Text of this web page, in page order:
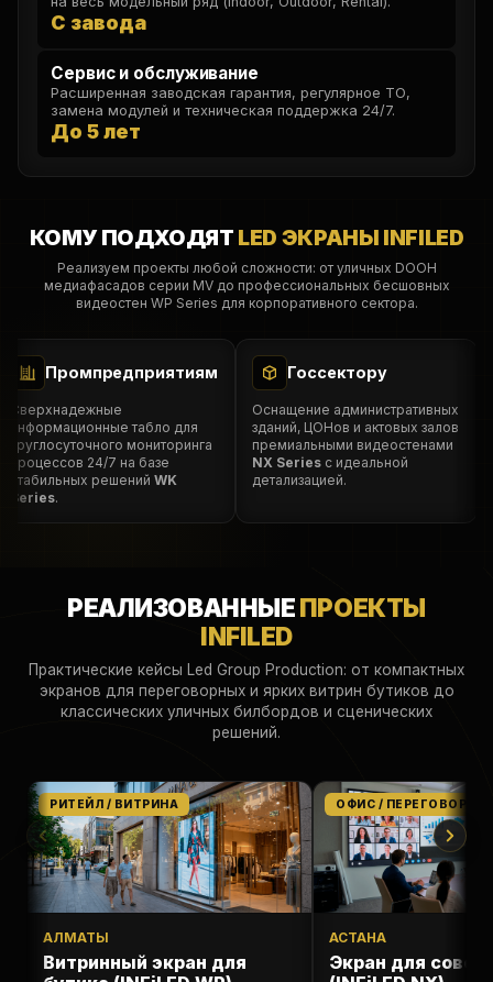
С завода
Сервис и обслуживание
Расширенная заводская гарантия, регулярное ТО,
замена модулей и техническая поддержка 24/7.
До 5 лет
КОМУ ПОДХОДЯТ LED ЭКРАНЫ INFILED
Реализуем проекты любой сложности: от уличных DOOH
медиафасадов серии MV до профессиональных бесшовных
видеостен WP Series для корпоративного сектора.
Промпредприятиям
табло для
мониторинга
24/7 на базе
решенийWK
.
Госсектору
Оснащение административных
зданий, ЦОНов и актовых залов
премиальными видеостенами
NX Seriesс идеальной
детализацией.
РЕАЛИЗОВАННЫЕПРОЕКТЫ
INFILED
Практические кейсы Led Group Production: от компактных
экранов для переговорных и ярких витрин бутиков до
классических уличных билбордов и сценических
решений.
РИТЕЙЛ / ВИТРИНА
АЛМАТЫ
Витринный экран для
ОФИС / ПЕРЕГОВОРНАЯ
АСТАНА
Экран для